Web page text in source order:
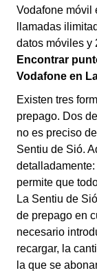
Vodafone móvil
llamadas
datos móviles y
Encontrar
Vodafone en
Existen tres
prepago. Dos
no es preciso
Sentiu de Sió.
permite que
La Sentiu de
de prepago en
necesario
recargar, la
la que se